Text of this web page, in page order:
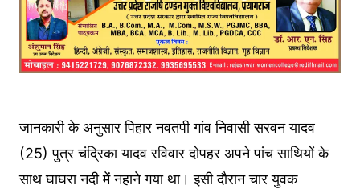
जानकारी के अनुसार पिहार नवतपी गांव निवासी सरवन यादव
(25) पुत्र चंद्रिका यादव रविवार दोपहर अपने पांच साथियों के
साथ घाघरा नदी में नहाने गया था। इसी दौरान चार युवक